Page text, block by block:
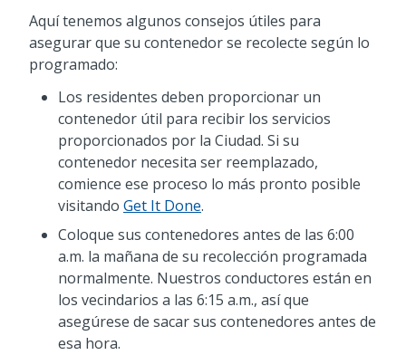
Aquí tenemos algunos consejos útiles para
asegurar que su contenedor se recolecte según lo
programado:
Los residentes deben proporcionar un
contenedor útil para recibir los servicios
proporcionados por la Ciudad. Si su
contenedor necesita ser reemplazado,
comience ese proceso lo más pronto posible
visitando Get It Done.
Coloque sus contenedores antes de las 6:00
a.m. la mañana de su recolección programada
normalmente. Nuestros conductores están en
los vecindarios a las 6:15 a.m., así que
asegúrese de sacar sus contenedores antes de
esa hora.